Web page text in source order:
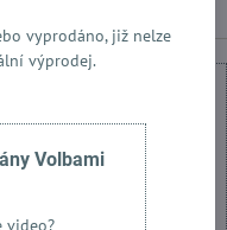
soukromí
vyprodáno, již nelze
výprodej.
Volbami
video?